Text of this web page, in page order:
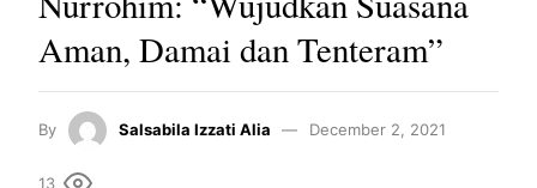
Aman, Damai dan Tenteram”
By Salsabila Izzati Alia December 2, 2021
13